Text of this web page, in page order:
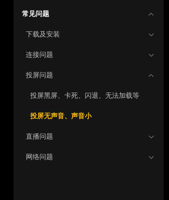
常见问题
下载及安装
连接问题
投屏问题
投屏黑屏、卡死、闪退、无法加载等
投屏无声音、声音小
直播问题
网络问题